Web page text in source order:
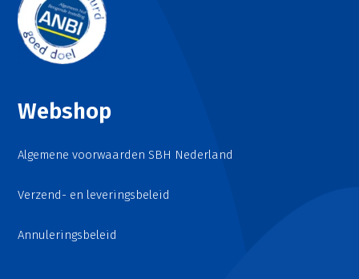
Webshop
Algemene voorwaarden SBH Nederland
Verzend- en leveringsbeleid
Annuleringsbeleid